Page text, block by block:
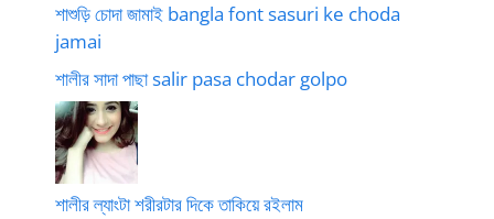
শাশুড়ি চোদা জামাই bangla font sasuri ke choda
jamai
শালীর সাদা পাছা salir pasa chodar golpo
শালীর ল্যাংটা শরীরটার দিকে তাকিয়ে রইলাম